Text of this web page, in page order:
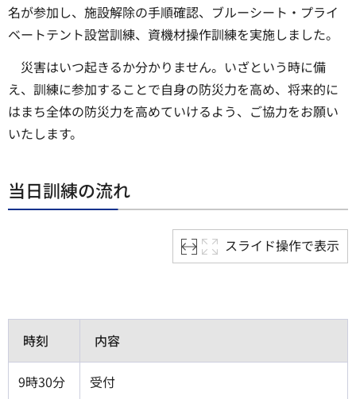
名が参加し、施設解除の手順確認、ブルーシート・プライ
ベートテント設営訓練、資機材操作訓練を実施しました。
災害はいつ起きるか分かりません。いざという時に備
え、訓練に参加することで自身の防災力を高め、将来的に
はまち全体の防災力を高めていけるよう、ご協力をお願い
いたします。
当日訓練の流れ
スライド操作で表示
時刻 内容
9時30分 受付